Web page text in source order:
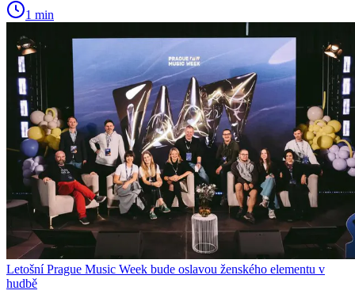
1 min
Letošní Prague Music Week bude oslavou ženského elementu v
hudbě